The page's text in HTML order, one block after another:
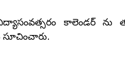
విద్యాసంవత్సరం కాలెండర్
సూచించారు.